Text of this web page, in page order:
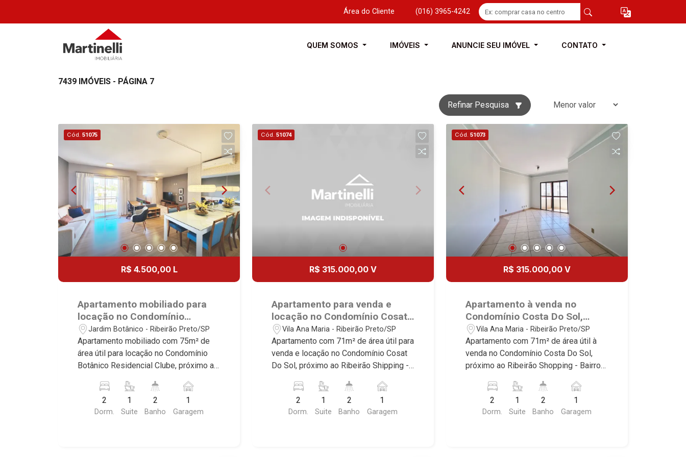
Área do Cliente (016) 3965-4242
QUEM SOMOS IMÓVEIS ANUNCIE SEU IMÓVEL CONTATO
7439 IMÓVEIS - PÁGINA 7
Refinar Pesquisa
Cód. 51075
R$ 4.500,00 L
Apartamento mobiliado para
locação no Condomínio
Botânico Residencial Clube,
próximo ao Parque Carlos Raya
- Ribeirão Preto/SP.
Jardim Botânico - Ribeirão Preto/SP
Apartamento mobiliado com 75m² de
área útil para locação no Condomínio
Botânico Residencial Clube, próximo ao
Botânico, Ribeirão Preto/SP. Conheça
as características deste imóvel que a
Martinelli Imobiliária selecionou para
2
Dorm.
1
Suite
2
Banho
1
Garagem
Cód. 51074
R$ 315.000,00 V
Apartamento para venda e
locação no Condomínio Cosat
Do Sol, próximo ao Ribeirão
Shipping - Ribeirão Preto/SP.
Vila Ana Maria - Ribeirão Preto/SP
Apartamento com 71m² de área útil para
venda e locação no Condomínio Cosat
Do Sol, próximo ao Ribeirão Shipping -
Preto/SP. Conheça as características
deste imóvel que a Martinelli
Imobiliária selecionou para você: -
2
Dorm.
1
Suite
2
Banho
1
Garagem
Cód. 51073
R$ 315.000,00 V
Apartamento à venda no
Condomínio Costa Do Sol,
próximo ao Ribeirão Shopping -
Ribeirão Preto/SP.
Vila Ana Maria - Ribeirão Preto/SP
Apartamento com 71m² de área útil à
venda no Condomínio Costa Do Sol,
próximo ao Ribeirão Shopping - Bairro
Conheça as características deste
imóvel que a Martinelli Imobiliária
selecionou para você: - 71m² de área
2
Dorm.
1
Suite
2
Banho
1
Garagem